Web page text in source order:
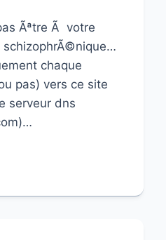
Ãªtre Ã votre
schizophrÃ©nique…
chaque
pas) vers ce site
serveur dns